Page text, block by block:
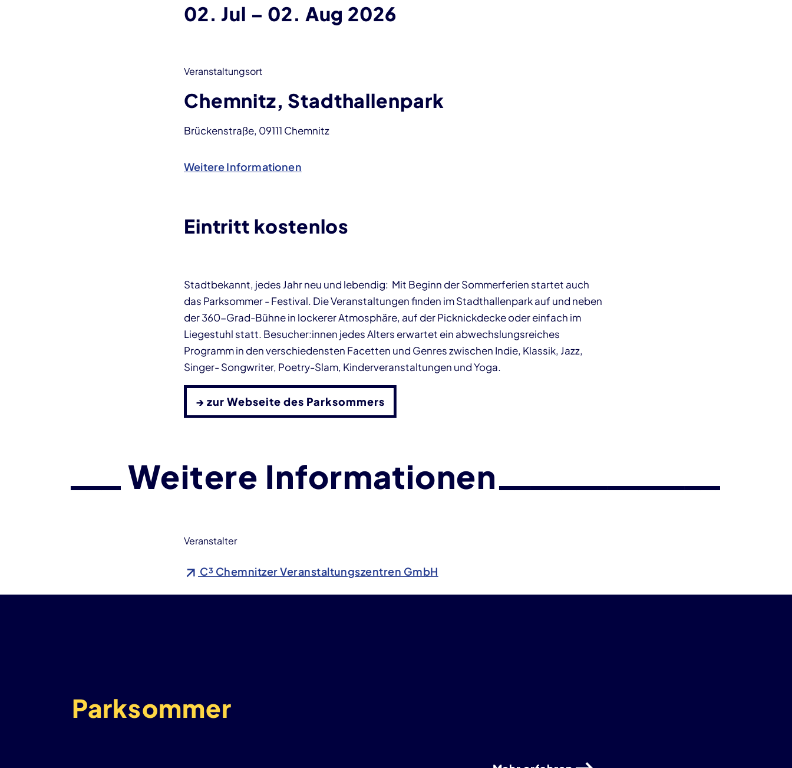
02. Jul – bis
02. Aug 2026
Veranstaltungsort
Chemnitz, Stadthallenpark
Brückenstraße, 09111 Chemnitz
Weitere Informationen
Eintritt kostenlos
Stadtbekannt, jedes Jahr neu und lebendig: Mit Beginn der Sommerferien startet auch
das Parksommer - Festival. Die Veranstaltungen finden im Stadthallenpark auf und neben
der 360-Grad-Bühne in lockerer Atmosphäre, auf der Picknickdecke oder einfach im
Liegestuhl statt. Besucher:innen jedes Alters erwartet ein abwechslungsreiches
Programm in den verschiedensten Facetten und Genres zwischen Indie, Klassik, Jazz,
Singer- Songwriter, Poetry-Slam, Kinderveranstaltungen und Yoga.
→ zur Webseite des Parksommers
Weitere Informationen
Veranstalter
C³ Chemnitzer Veranstaltungszentren GmbH
Parksommer